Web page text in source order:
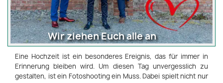
Wir ziehen Euch alle an
Eine Hochzeit ist ein besonderes Ereignis, das für immer in
Erinnerung bleiben wird. Um diesen Tag unvergesslich zu
gestalten, ist ein Fotoshooting ein Muss. Dabei spielt nicht nur